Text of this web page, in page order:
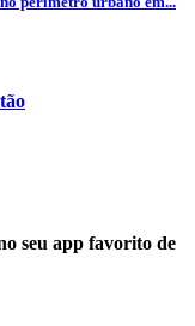
seu app favorito de